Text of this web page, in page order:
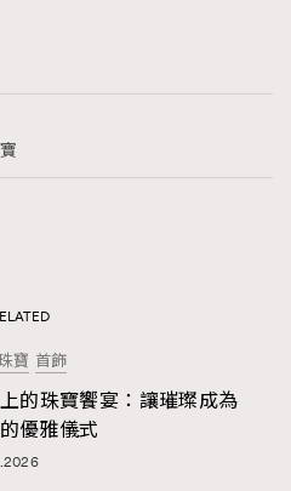
寶 首飾
的珠寶饗宴：讓璀璨成為
優雅儀式